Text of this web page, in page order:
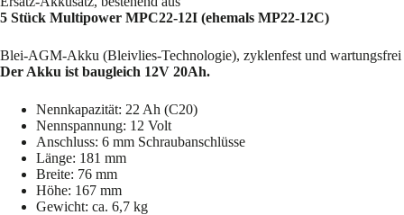
5 Stück Multipower MPC22-12I (ehemals MP22-12C)
Blei-AGM-Akku (Bleivlies-Technologie), zyklenfest und wartungsfrei
Der Akku ist baugleich 12V 20Ah.
Nennkapazität: 22 Ah (C20)
Nennspannung: 12 Volt
Anschluss: 6 mm Schraubanschlüsse
Länge: 181 mm
Breite: 76 mm
Höhe: 167 mm
Gewicht: ca. 6,7 kg